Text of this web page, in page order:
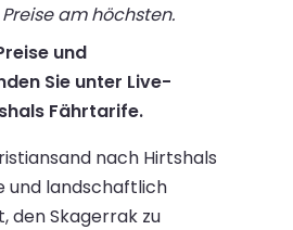
am höchsten.
und
Sie unter Live-
Fährtarife.
nach Hirtshals
und landschaftlich
den Skagerrak zu